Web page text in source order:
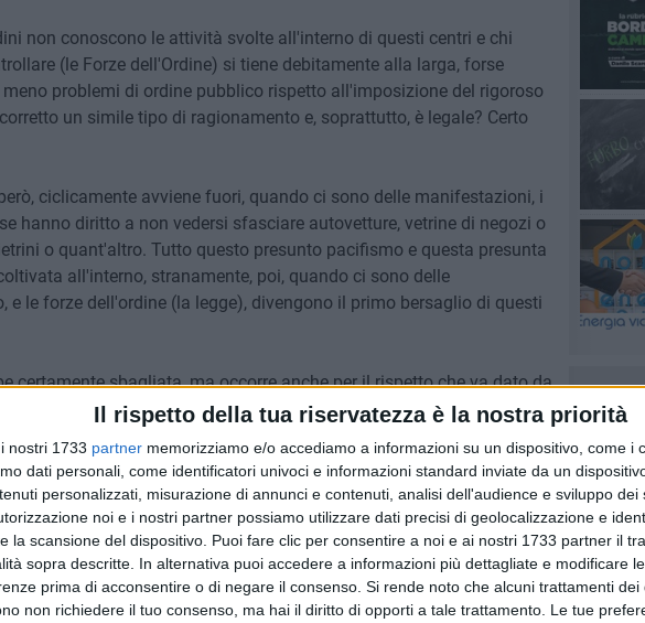
Il rispetto della tua riservatezza è la nostra priorità
nostri 1733 partner memorizziamo e/o accediamo a informazioni su un dispositivo, come i
dati personali, come identificatori univoci e informazioni standard inviate da un
personalizzati, misurazione di annunci e contenuti, analisi dell'audience e sviluppo dei
noi e i nostri partner possiamo utilizzare dati precisi di geolocalizzazione e
la scansione del dispositivo. Puoi fare clic per consentire a noi e ai nostri 1733 partner il
sopra descritte. In alternativa puoi accedere a informazioni più dettagliate e modificare
prima di acconsentire o di negare il consenso. Si rende noto che alcuni trattamenti dei
non richiedere il tuo consenso, ma hai il diritto di opporti a tale trattamento. Le tue
non conoscono le attività svolte all'interno di questi centri e chi
(le Forze dell'Ordine) si tiene debitamente alla larga, forse
problemi di ordine pubblico rispetto all'imposizione del rigoroso
un simile tipo di ragionamento e, soprattutto, è legale? Certo
ciclicamente avviene fuori, quando ci sono delle manifestazioni, i
hanno diritto a non vedersi sfasciare autovetture, vetrine di negozi o
o quant'altro. Tutto questo presunto pacifismo e questa presunta
all'interno, stranamente, poi, quando ci sono delle
e le forze dell'ordine (la legge), divengono il primo bersaglio di questi
certamente sbagliata, ma occorre anche per il rispetto che va dato da
cittadini che pagano le tasse, che questi centri vengano
si eviti all'interno la possibilità di spaccio soprattutto delle
forma di controllo periodico, sarebbe auspicabile anche a Molfetta,
pubblica opinione che vi siano zone franche all'interno delle quali
non valgono.
SOCIAL VIDEO
4 MINUTI
Aprile 2013 #12A - Centri Sociali Canale25